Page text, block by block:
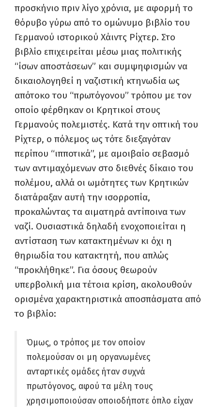
προσκήνιο πριν λίγο χρόνια, με αφορμή το
θόρυβο γύρω από το ομώνυμο βιβλίο του
Γερμανού ιστορικού Χάιντς Ρίχτερ. Στο
βιβλίο επιχειρείται μέσω μιας πολιτικής
“ίσων αποστάσεων” και συμψηφισμών να
δικαιολογηθεί η ναζιστική κτηνωδία ως
απότοκο του “πρωτόγονου” τρόπου με τον
οποίο φέρθηκαν οι Κρητικοί στους
Γερμανούς πολεμιστές. Κατά την οπτική του
Ρίχτερ, ο πόλεμος ως τότε διεξαγόταν
περίπου “ιπποτικά”, με αμοιβαίο σεβασμό
των αντιμαχόμενων στο διεθνές δίκαιο του
πολέμου, αλλά οι ωμότητες των Κρητικών
διατάραξαν αυτή την ισορροπία,
προκαλώντας τα αιματηρά αντίποινα των
ναζί. Ουσιαστικά δηλαδή ενοχοποιείται η
αντίσταση των κατακτημένων κι όχι η
θηριωδία του κατακτητή, που απλώς
“προκλήθηκε”. Για όσους θεωρούν
υπερβολική μια τέτοια κρίση, ακολουθούν
ορισμένα χαρακτηριστικά αποσπάσματα από
το βιβλίο:
Όμως, ο τρόπος με τον οποίον
πολεμούσαν οι μη οργανωμένες
ανταρτικές ομάδες ήταν συχνά
πρωτόγονος, αφού τα μέλη τους
χρησιμοποιούσαν οποιοδήποτε όπλο είχαν